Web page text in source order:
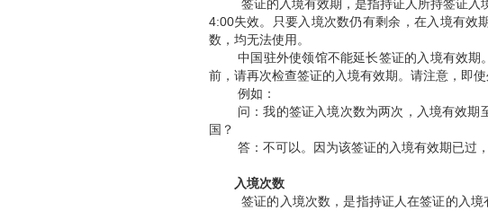
签证的入境有效期，是指持证人所持签证
4:00失效。只要入境次数仍有剩余，在入境有效
数，均无法使用。
中国驻外使领馆不能延长签证的入境有效
前，请再次检查签证的入境有效期。请注意，即
例如：
问：我的签证入境次数为两次，入境有效期
国？
答：不可以。因为该签证的入境有效期已过
入境次数
签证的入境次数，是指持证人在签证的入